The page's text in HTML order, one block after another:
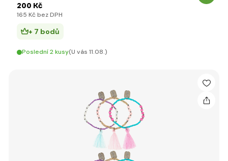
200 Kč
165 Kč bez DPH
+ 7 bodů
Poslední 2 kusy(U vás 11.08.)